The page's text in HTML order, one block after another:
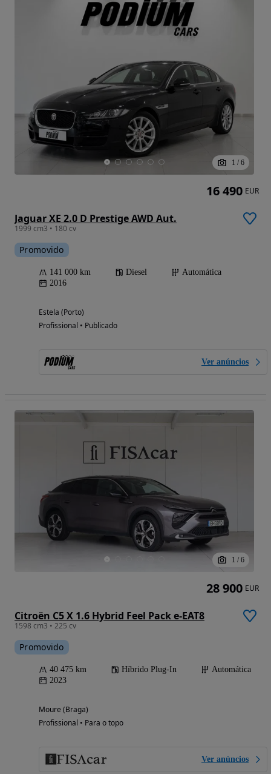
1 / 6
Jaguar XE 2.0 D Prestige AWD Aut.
1999 cm3 • 180 cv
Promovido
141 000 km Diesel
Automática
2016
Estela (Porto)
Profissional • Publicado
Ver anúncios
16 490 EUR
1 / 6
Citroën C5 X 1.6 Hybrid Feel Pack e-EAT8
1598 cm3 • 225 cv
Promovido
40 475 km Híbrido Plug-In
Automática
2023
Moure (Braga)
Profissional • Para o topo
Ver anúncios
28 900 EUR